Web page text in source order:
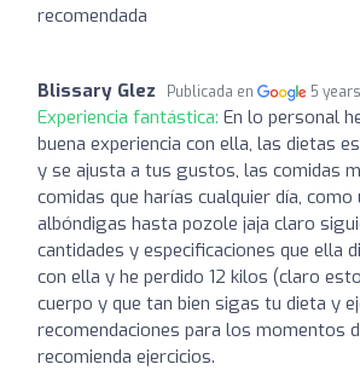
recomendada
Blissary Glez Publicada en 5
Experiencia fantástica: En lo personal
buena experiencia con ella, las dietas
y se ajusta a tus gustos, las comidas
comidas que harías cualquier día, como
albóndigas hasta pozole jaja claro
cantidades y especificaciones que ella
con ella y he perdido 12 kilos (claro
cuerpo y que tan bien sigas tu dieta y
recomendaciones para los momentos
recomienda ejercicios.